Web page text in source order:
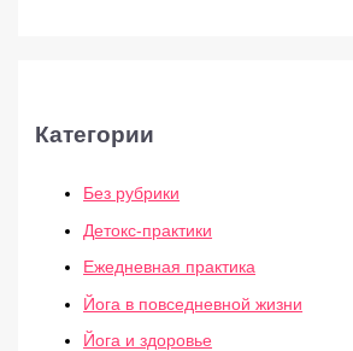
Категории
Без рубрики
Детокс-практики
Ежедневная практика
Йога в повседневной жизни
Йога и здоровье